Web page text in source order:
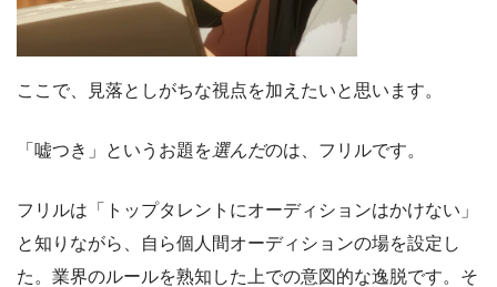
ここで、見落としがちな視点を加えたいと思います。
「嘘つき」というお題を選んだのは、フリルです。
フリルは「トップタレントにオーディションはかけない」
と知りながら、自ら個人間オーディションの場を設定し
た。業界のルールを熟知した上での意図的な逸脱です。そ